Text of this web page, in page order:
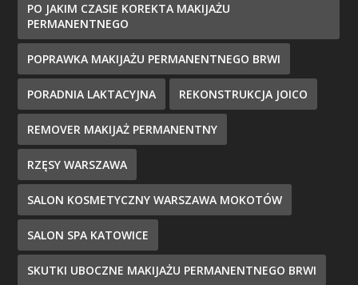
PO JAKIM CZASIE KOREKTA MAKIJAŻU
PERMANENTNEGO
POPRAWKA MAKIJAŻU PERMANENTNEGO BRWI
PORADNIA LAKTACYJNA REKONSTRUKCJA JOICO
REMOVER MAKIJAŻ PERMANENTNY
RZĘSY WARSZAWA
SALON KOSMETYCZNY WARSZAWA MOKOTÓW
SALON SPA KATOWICE
SKUTKI UBOCZNE MAKIJAŻU PERMANENTNEGO BRWI